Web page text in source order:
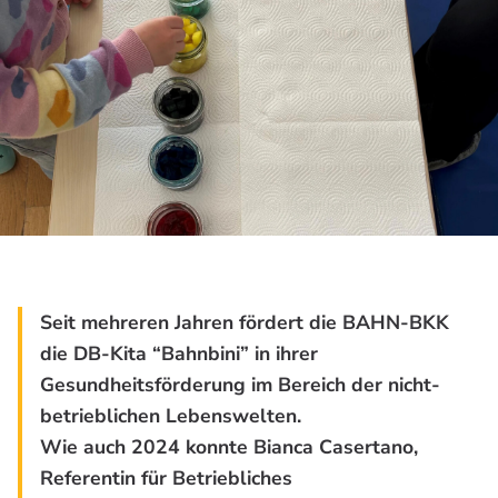
Seit mehreren Jahren fördert die BAHN-BKK
die DB-Kita “Bahnbini” in ihrer
Gesundheitsförderung im Bereich der nicht-
betrieblichen Lebenswelten.
Wie auch 2024 konnte Bianca Casertano,
Referentin für Betriebliches